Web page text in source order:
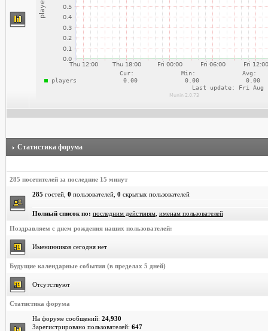
Статистика форума
285 посетителей за последние 15 минут
285 гостей, 0 пользователей, 0 скрытых пользователей
Полный список по: последним действиям, именам пользователей
Поздравляем с днем рождения наших пользователей:
Именинников сегодня нет
Будущие календарные события (в пределах 5 дней)
Отсутствуют
Статистика форума
На форуме сообщений: 24,930
Зарегистрировано пользователей: 647